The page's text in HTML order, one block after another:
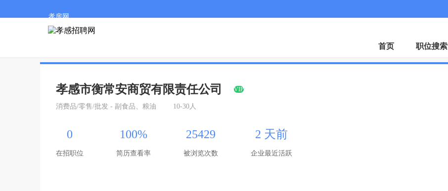
孝房网
微信
首页 职位搜索
孝感市衡常安商贸有限责任公司 VIP
消费品/零售/批发 - 副食品、粮油 10-30人
0
在招职位
100%
简历查看率
25429
被浏览次数
2 天前
企业最近活跃